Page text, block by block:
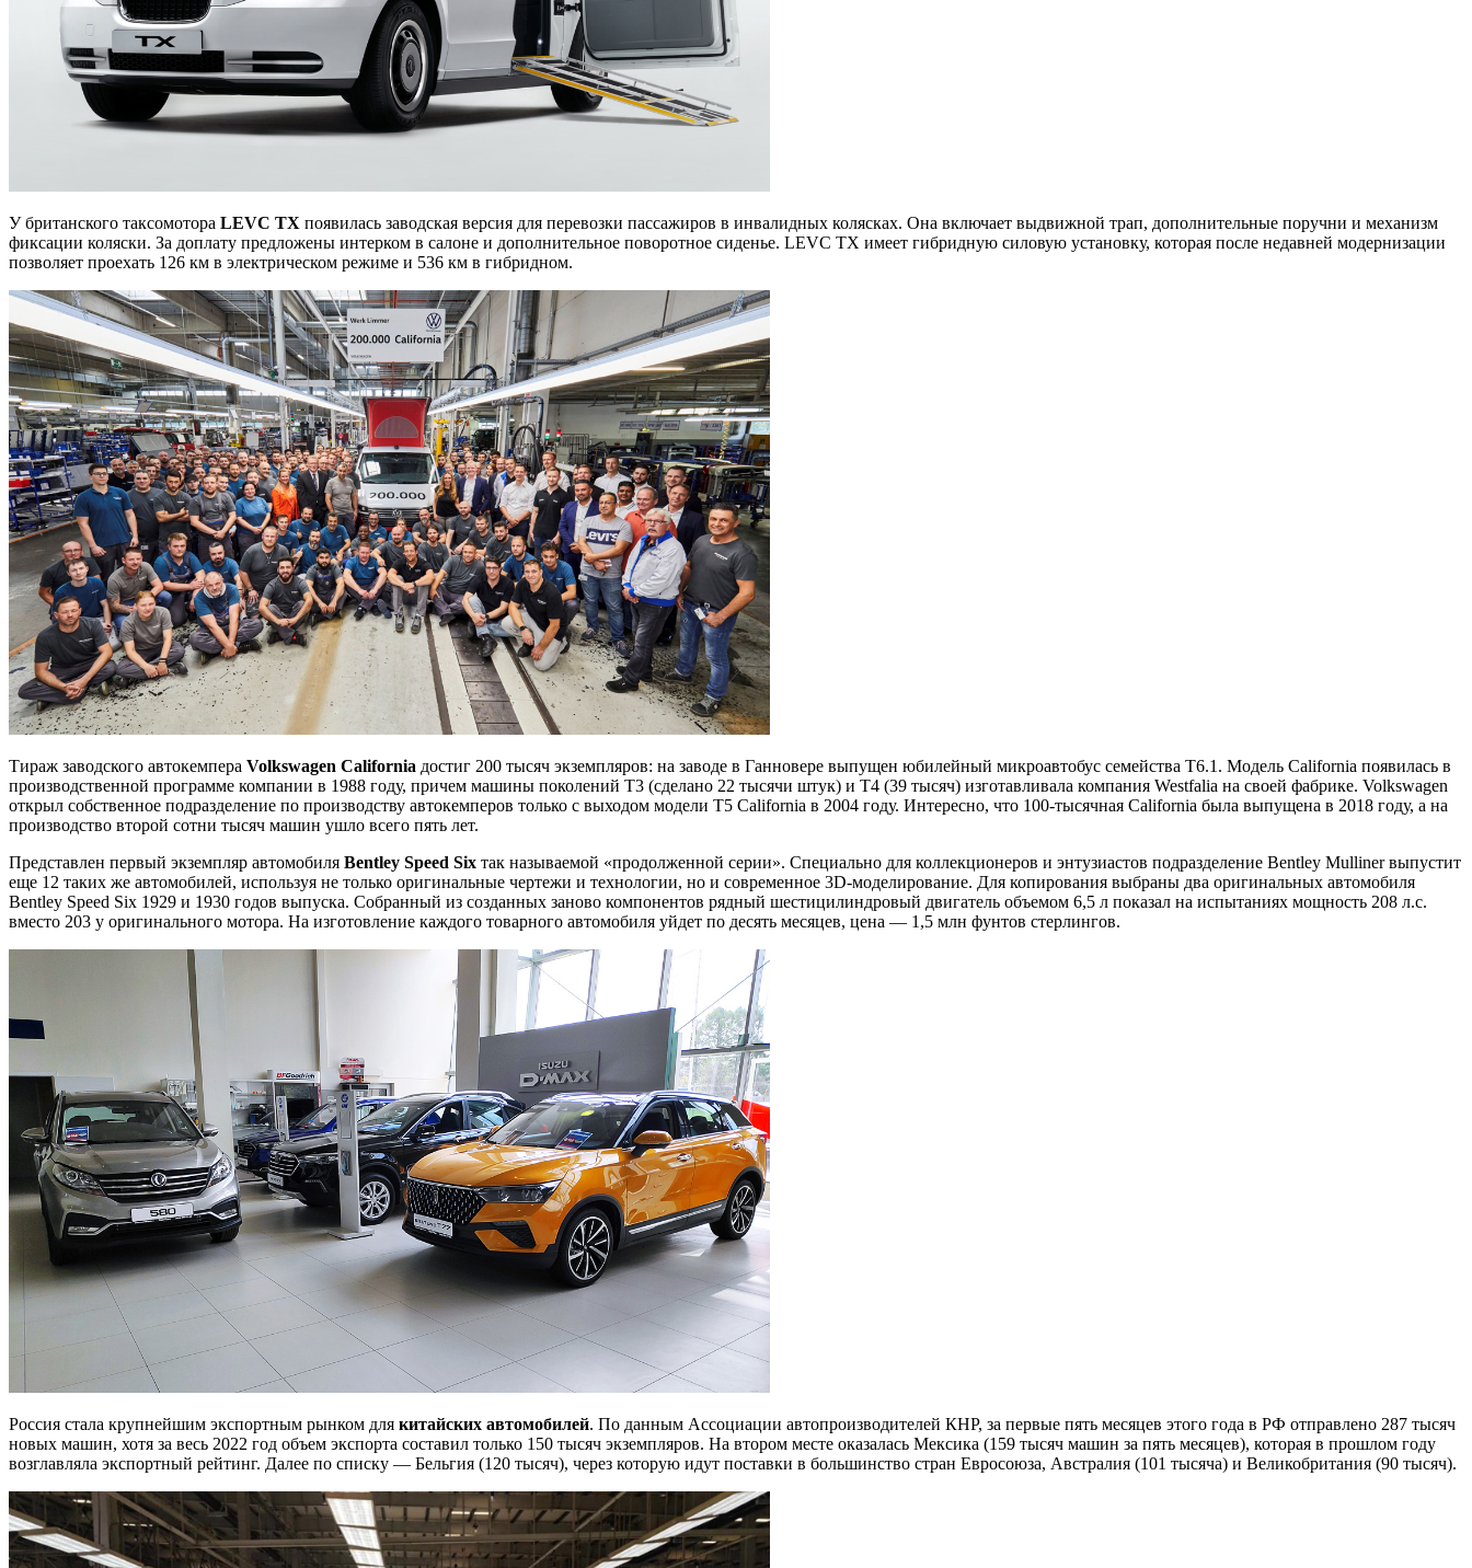
У британского таксомотора LEVC TX появилась заводская версия для перевозки пассажиров в инвалидных колясках. Она включает выдвижной трап, дополнительные поручни и механизм
фиксации коляски. За доплату предложены интерком в салоне и дополнительное поворотное сиденье. LEVC TX имеет гибридную силовую установку, которая после недавней модернизации
позволяет проехать 126 км в электрическом режиме и 536 км в гибридном.
Тираж заводского автокемпера Volkswagen California достиг 200 тысяч экземпляров: на заводе в Ганновере выпущен юбилейный микроавтобус семейства T6.1. Модель California появилась в
производственной программе компании в 1988 году, причем машины поколений T3 (сделано 22 тысячи штук) и T4 (39 тысяч) изготавливала компания Westfalia на своей фабрике. Volkswagen
открыл собственное подразделение по производству автокемперов только с выходом модели T5 California в 2004 году. Интересно, что 100-тысячная California была выпущена в 2018 году, а на
производство второй сотни тысяч машин ушло всего пять лет.
Представлен первый экземпляр автомобиля Bentley Speed Six так называемой «продолженной серии». Специально для коллекционеров и энтузиастов подразделение Bentley Mulliner выпустит
еще 12 таких же автомобилей, используя не только оригинальные чертежи и технологии, но и современное 3D-моделирование. Для копирования выбраны два оригинальных автомобиля
Bentley Speed Six 1929 и 1930 годов выпуска. Собранный из созданных заново компонентов рядный шестицилиндровый двигатель объемом 6,5 л показал на испытаниях мощность 208 л.с.
вместо 203 у оригинального мотора. На изготовление каждого товарного автомобиля уйдет по десять месяцев, цена — 1,5 млн фунтов стерлингов.
Россия стала крупнейшим экспортным рынком для китайских автомобилей. По данным Ассоциации автопроизводителей КНР, за первые пять месяцев этого года в РФ отправлено 287 тысяч
новых машин, хотя за весь 2022 год объем экспорта составил только 150 тысяч экземпляров. На втором месте оказалась Мексика (159 тысяч машин за пять месяцев), которая в прошлом году
возглавляла экспортный рейтинг. Далее по списку — Бельгия (120 тысяч), через которую идут поставки в большинство стран Евросоюза, Австралия (101 тысяча) и Великобритания (90 тысяч).